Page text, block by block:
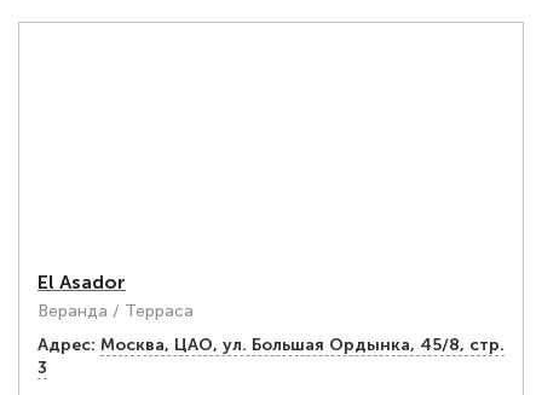
El Asador
Веранда / Терраса
Адрес: Москва, ЦАО, ул. Большая Ордынка, 45/8, стр.
3